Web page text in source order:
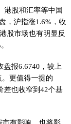
港股和汇率等中国
，沪指涨1.6%，收
股市场也有明显反
盘报6.6740，较上
更值得一提的
差也收窄到42个基
市有影响，也将影